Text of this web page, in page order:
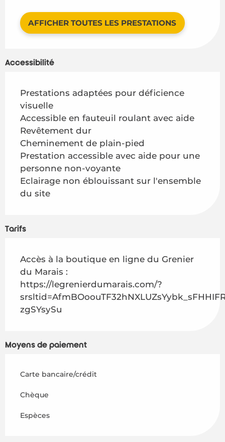
Accueil
AFFICHER TOUTES LES PRESTATIONS
Accessibilité
Prestations adaptées pour déficience
visuelle
Accessible en fauteuil roulant avec aide
Revêtement dur
Cheminement de plain-pied
Prestation accessible avec aide pour une
personne non-voyante
Eclairage non éblouissant sur l'ensemble
du site
Tarifs
Accès à la boutique en ligne du Grenier
du Marais :
https://legrenierdumarais.com/?
zgSYsySu
Moyens de paiement
Carte bancaire/crédit
Chèque
Espèces